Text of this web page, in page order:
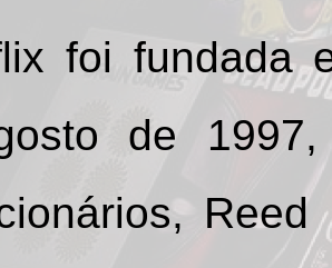
foi fundada
de